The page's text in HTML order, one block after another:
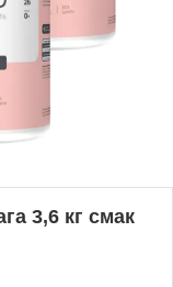
3,6 кг смак